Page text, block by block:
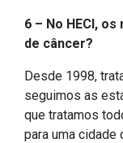
6 – No HECI,
de câncer?
Desde 1998,
seguimos as
que tratamos
para uma cidade